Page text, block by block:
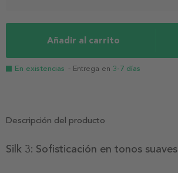
Añadir al carrito
En existencias - Entrega en 3-7 días
Descripción del producto
Silk 3: Sofisticación en tonos suaves